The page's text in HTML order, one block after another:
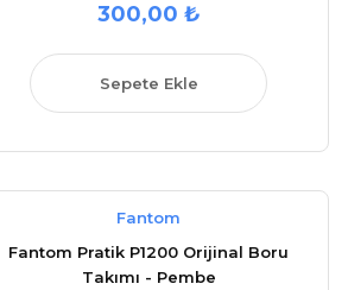
300,00 ₺
Sepete Ekle
Fantom
Fantom Pratik P1200 Orijinal Boru
Takımı - Pembe